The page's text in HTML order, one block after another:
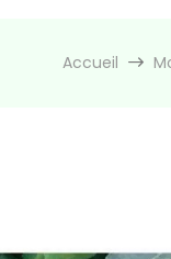
Accueil